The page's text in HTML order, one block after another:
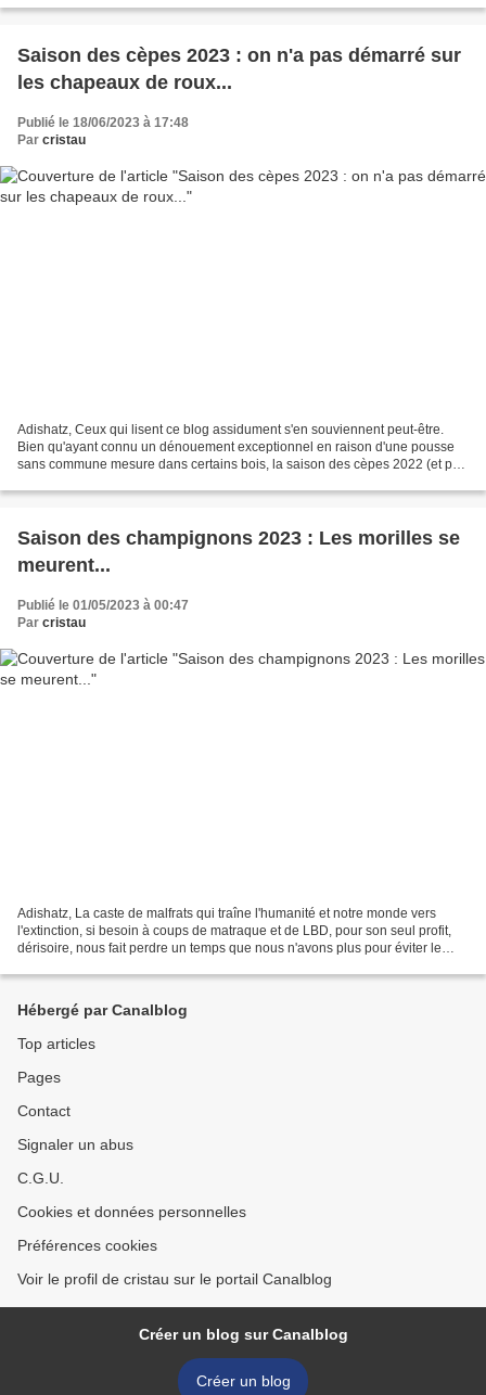
Saison des cèpes 2023 : on n'a pas démarré sur
les chapeaux de roux...
Publié le 18/06/2023 à 17:48
Par cristau
Adishatz, Ceux qui lisent ce blog assidument s'en souviennent peut-être.
Bien qu'ayant connu un dénouement exceptionnel en raison d'une pousse
sans commune mesure dans certains bois, la saison des cèpes 2022 (et pas
Saison des champignons 2023 : Les morilles se
meurent...
Publié le 01/05/2023 à 00:47
Par cristau
Adishatz, La caste de malfrats qui traîne l'humanité et notre monde vers
l'extinction, si besoin à coups de matraque et de LBD, pour son seul profit,
dérisoire, nous fait perdre un temps que nous n'avons plus pour éviter le
Hébergé par Canalblog
Top articles
Pages
Contact
Signaler un abus
C.G.U.
Cookies et données personnelles
Préférences cookies
Voir le profil de cristau sur le portail Canalblog
Créer un blog sur Canalblog
Créer un blog